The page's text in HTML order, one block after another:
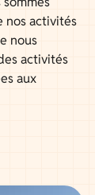
nos activités
nous
activités
aux